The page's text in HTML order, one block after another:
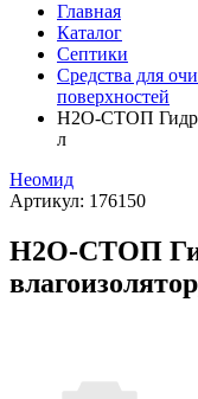
Главная
Каталог
Септики
Средства для
поверхностей
Н2О-СТОП
л
Неомид
Артикул: 176150
Н2О-СТОП